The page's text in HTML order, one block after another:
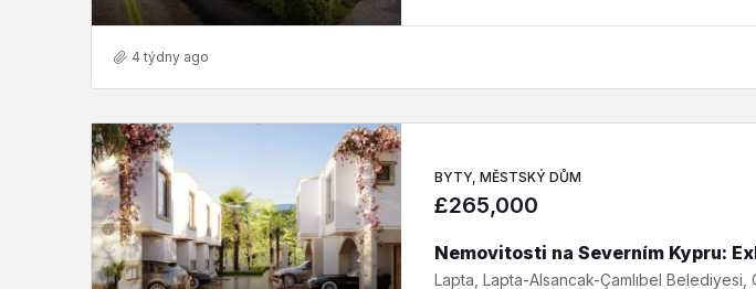
4 týdny ago
BYTY, MĚSTSKÝ DŮM
£265,000